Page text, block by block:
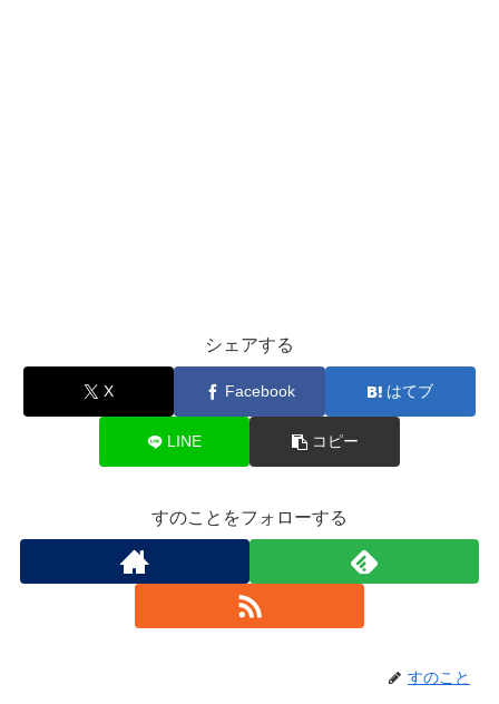
シェアする
X Facebook はてブ
LINE コピー
すのことをフォローする
すのこと